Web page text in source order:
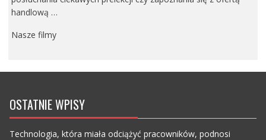
handlową …
Nasze filmy
OSTATNIE WPISY
Technologia, która miała odciążyć pracowników, podnosi